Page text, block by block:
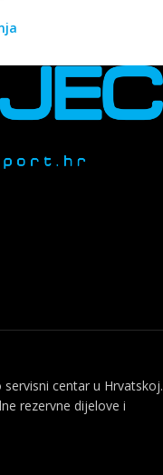
centar u Hrvatskoj.
rezervne dijelove i